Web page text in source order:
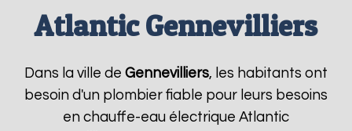
Atlantic Gennevilliers
Dans la ville de Gennevilliers, les habitants ont
besoin d'un plombier fiable pour leurs besoins
en chauffe-eau électrique Atlantic